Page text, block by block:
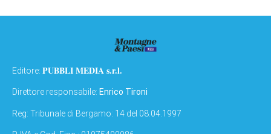
Editore: PUBBLI MEDIA s.r.l.
Direttore responsabile: Enrico Tironi
Reg: Tribunale di Bergamo: 14 del 08.04.1997